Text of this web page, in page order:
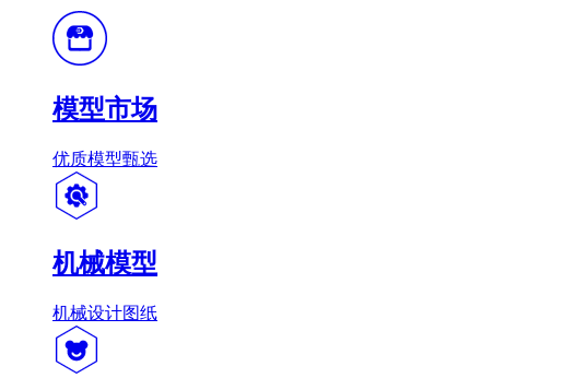
模型市场
优质模型甄选
机械模型
机械设计图纸